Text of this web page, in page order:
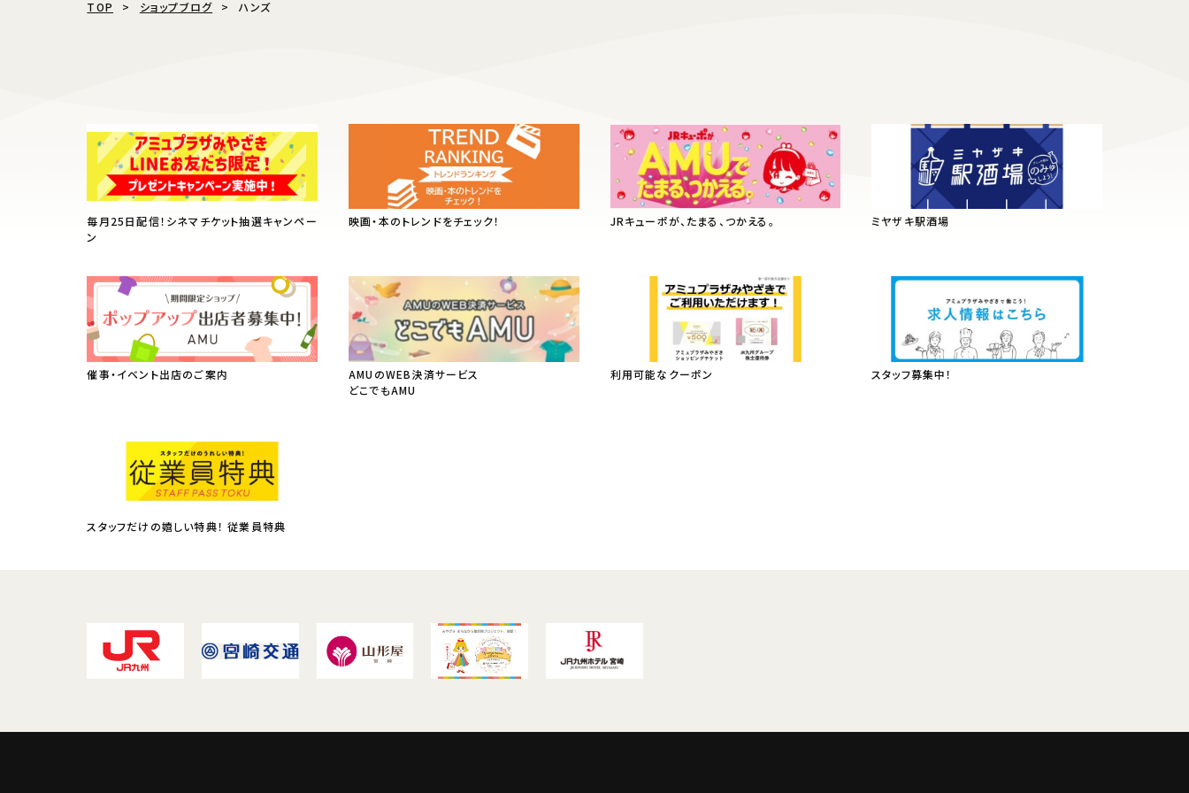
TOP ショップブログ ハンズ
毎月25日配信！シネマチケット抽選キャンペー
ン
映画・本のトレンドをチェック！ JRキューポが、たまる、つかえる。 ミヤザキ駅酒場
催事・イベント出店のご案内
AMUのWEB決済サービス
どこでもAMU
利用可能なクーポン スタッフ募集中！
スタッフだけの嬉しい特典！ 従業員特典